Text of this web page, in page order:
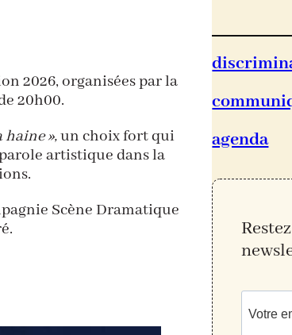
2026, organisées par la
20h00.
haine »,un choix fort qui
artistique dans la
Scène Dramatique
agenda